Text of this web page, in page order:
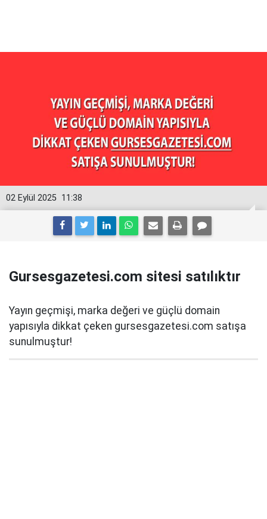
11:38
02 Eylül 2025
Gursesgazetesi.com sitesi satılıktır
Yayın geçmişi, marka değeri ve güçlü domain
yapısıyla dikkat çeken gursesgazetesi.com satışa
sunulmuştur!